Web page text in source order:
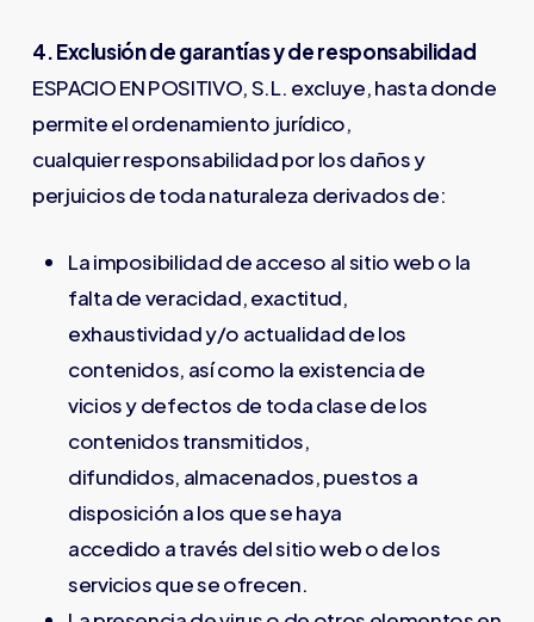
4. Exclusión de garantías y de responsabilidad
ESPACIO EN POSITIVO, S.L. excluye, hasta donde
permite el ordenamiento jurídico,
cualquier responsabilidad por los daños y
perjuicios de toda naturaleza derivados de:
La imposibilidad de acceso al sitio web o la
falta de veracidad, exactitud,
exhaustividad y/o actualidad de los
contenidos, así como la existencia de
vicios y defectos de toda clase de los
contenidos transmitidos,
difundidos, almacenados, puestos a
disposición a los que se haya
accedido a través del sitio web o de los
servicios que se ofrecen.